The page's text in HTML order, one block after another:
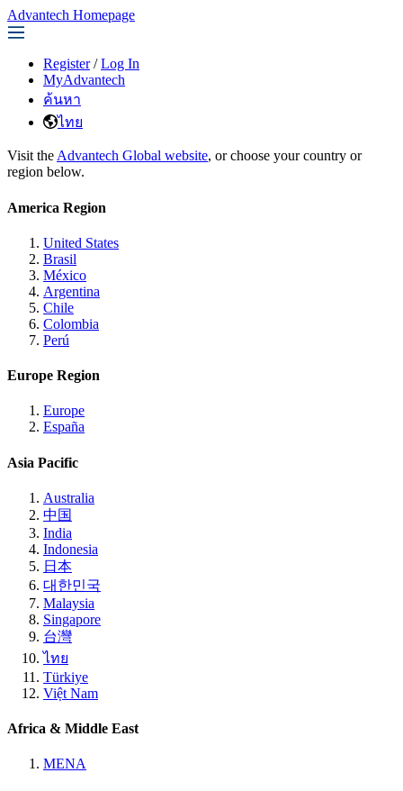
Advantech Homepage
Register / Log In
MyAdvantech
ค้นหา
ไทย
Visit the Advantech Global website, or choose your country or
region below.
America Region
United States
Brasil
México
Argentina
Chile
Colombia
Perú
Europe Region
Europe
España
Asia Pacific
Australia
中国
India
Indonesia
日本
대한민국
Malaysia
Singapore
台灣
ไทย
Türkiye
Việt Nam
Africa & Middle East
MENA